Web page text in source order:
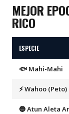
MEJOR
RICO
ESPECIE
🐟 Mahi-Mahi
⚡ Wahoo (Peto)
🔵 Atun Aleta